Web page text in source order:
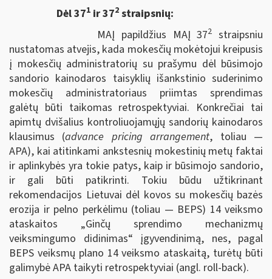
Dėl 371ir 372straipsnių:
MAĮ papildžius MAĮ 372 straipsniu
nustatomas atvejis, kada mokesčių mokėtojui kreipusis
į mokesčių administratorių su prašymu dėl būsimojo
sandorio kainodaros taisyklių išankstinio suderinimo
mokesčių administratoriaus priimtas sprendimas
galėtų būti taikomas retrospektyviai. Konkrečiai tai
apimtų dvišalius kontroliuojamųjų sandorių kainodaros
klausimus (advance pricing arrangement, toliau —
APA), kai atitinkami ankstesnių mokestinių metų faktai
ir aplinkybės yra tokie patys, kaip ir būsimojo sandorio,
ir gali būti patikrinti. Tokiu būdu užtikrinant
rekomendacijos Lietuvai dėl kovos su mokesčių bazės
erozija ir pelno perkėlimu (toliau — BEPS) 14 veiksmo
ataskaitos „Ginčų sprendimo mechanizmų
veiksmingumo didinimas“ įgyvendinimą, nes, pagal
BEPS veiksmų plano 14 veiksmo ataskaitą, turėtų būti
galimybė APA taikyti retrospektyviai (angl. roll-back).